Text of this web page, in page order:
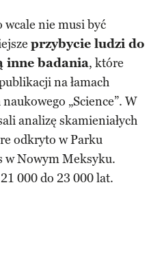
wcale nie musi być
przybycie ludzi do
inne badania, które
na łamach
„Science”. W
analizę skamieniałych
odkryto w Parku
w Nowym Meksyku.
000 do 23 000 lat.